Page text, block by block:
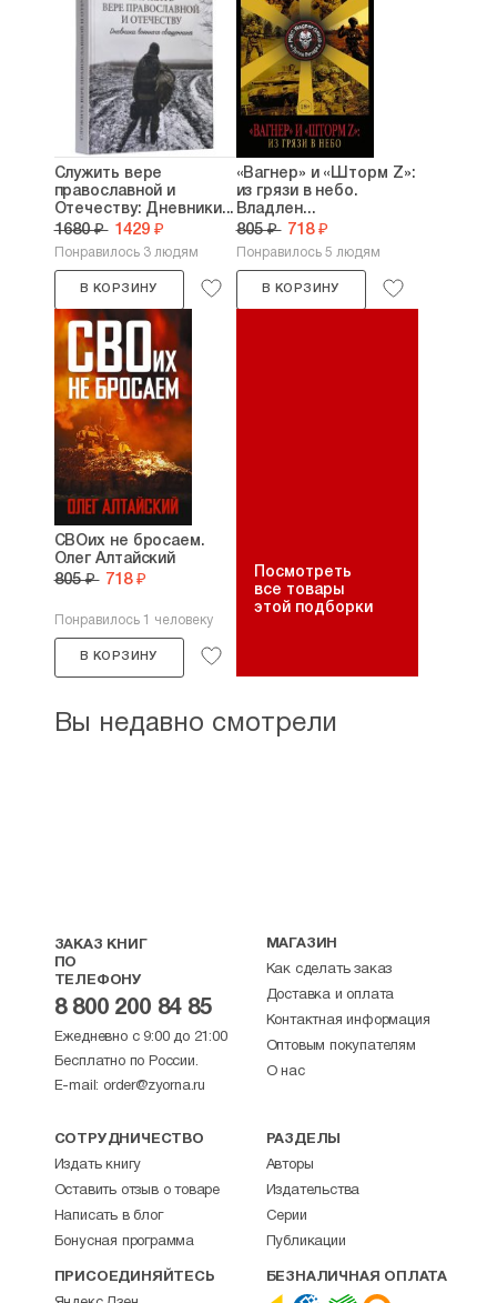
Служить вере
православной и
Отечеству: Дневники...
1680 ₽ 1429 ₽
Понравилось 3 людям
В КОРЗИНУ
«Вагнер» и «Шторм Z»:
из грязи в небо.
Владлен...
805 ₽ 718 ₽
Понравилось 5 людям
В КОРЗИНУ
СВОих не бросаем.
Олег Алтайский
805 ₽ 718 ₽
Понравилось 1 человеку
В КОРЗИНУ
Посмотреть
все товары
этой подборки
Вы недавно смотрели
ЗАКАЗ КНИГ
ПО
ТЕЛЕФОНУ
8 800 200 84 85
Ежедневно с 9:00 до 21:00
Бесплатно по России.
E-mail: order@zyorna.ru
МАГАЗИН
Как сделать заказ
Доставка и оплата
Контактная информация
Оптовым покупателям
О нас
СОТРУДНИЧЕСТВО
Издать книгу
Оставить отзыв о товаре
Написать в блог
Бонусная программа
РАЗДЕЛЫ
Авторы
Издательства
Серии
Публикации
ПРИСОЕДИНЯЙТЕСЬ
БЕЗНАЛИЧНАЯ ОПЛАТА